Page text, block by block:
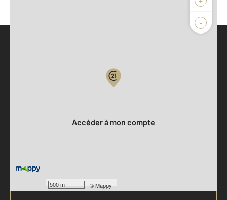
-
500 m ©Mappy
Accéder à mon compte